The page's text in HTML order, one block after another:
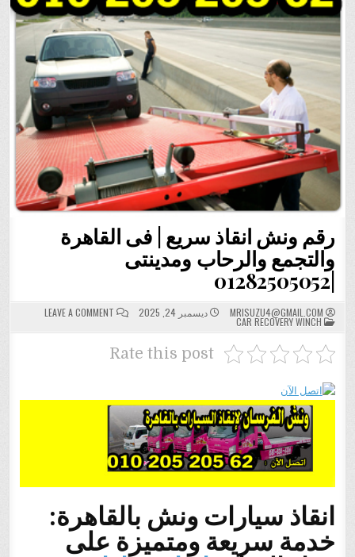
رقم ونش انقاذ سريع | فى القاهرة
والتجمع والرحاب ومدينتى
|01282505052
MRISUZU4@GMAIL.COM ديسمبر 24, 2025 LEAVE A COMMENT
ON
رقم
ونش
والرحاب
POSTED
IN
CAR RECOVERY WINCH
Rate this post
انقاذ سيارات ونش بالقاهرة:
خدمة سريعة ومتميزة على